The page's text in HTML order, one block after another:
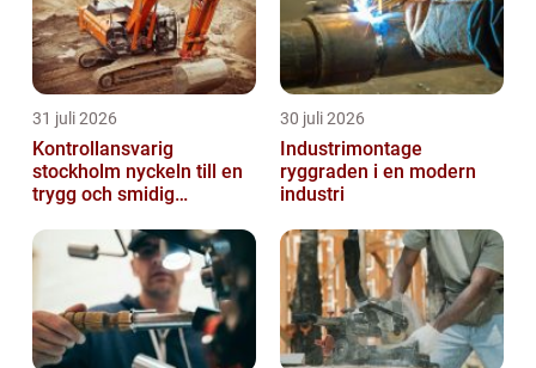
31 juli 2026
Kontrollansvarig
stockholm nyckeln till en
trygg och smidig
30 juli 2026
Industrimontage
ryggraden i en modern
industri